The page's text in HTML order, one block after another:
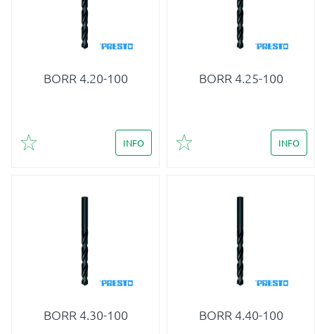
BORR 4.20-100
Lägg till i favoriter
INFO
BORR 4.25-100
Lägg till i favoriter
INFO
BORR 4.30-100 BORR 4.40-100